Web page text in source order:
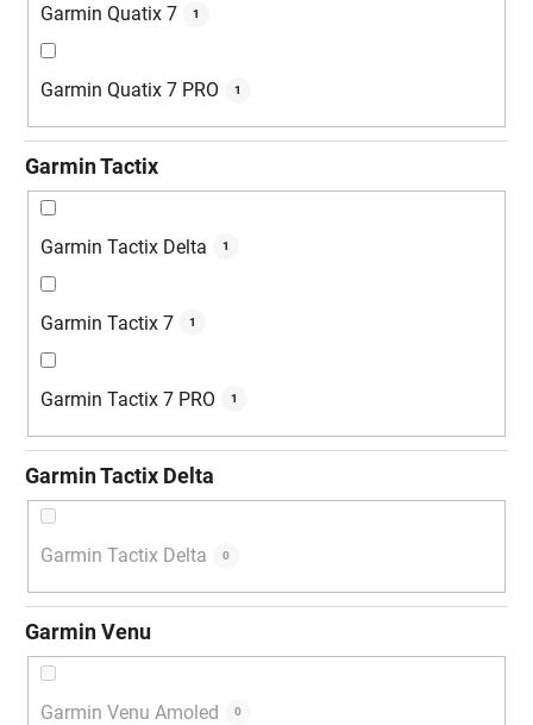
Garmin Quatix 7 1
Garmin Quatix 7 PRO 1
Garmin Tactix
Garmin Tactix Delta 1
Garmin Tactix 7 1
Garmin Tactix 7 PRO 1
Garmin Tactix Delta
Garmin Tactix Delta 0
Garmin Venu
Garmin Venu Amoled 0